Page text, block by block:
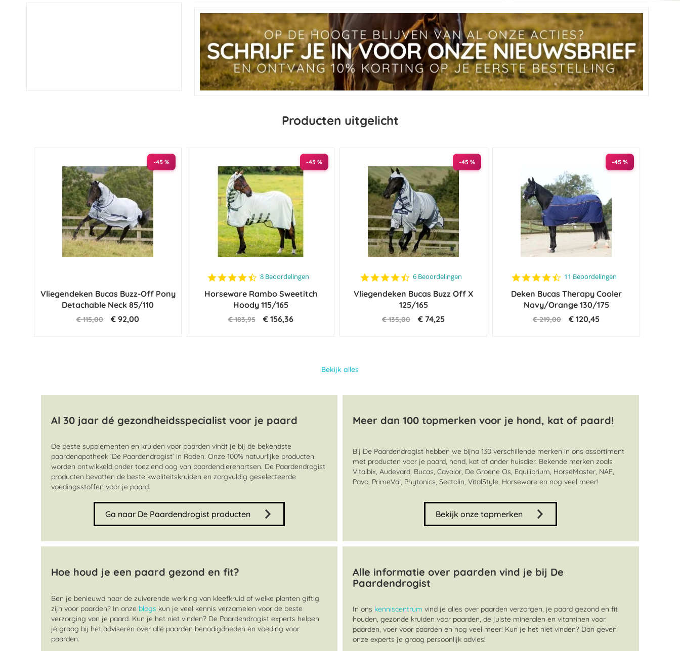
Producten uitgelicht
-45 %
Vliegendeken Bucas Buzz-Off Pony
Detachable Neck 85/110
€ 115,00 € 92,00
-45 %
4.6
rating
8 Beoordelingen
Horseware Rambo Sweetitch
Hoody 115/165
€ 183,95 € 156,36
-45 %
4.3
rating
6 Beoordelingen
Vliegendeken Bucas Buzz Off X
125/165
€ 135,00 € 74,25
-45 %
4.4
rating
11 Beoordelingen
Deken Bucas Therapy Cooler
Navy/Orange 130/175
€ 219,00 € 120,45
Bekijk alles
Al 30 jaar dé gezondheidsspecialist voor je paard
De beste supplementen en kruiden voor paarden vindt je bij de bekendste
paardenapotheek ‘De Paardendrogist’ in Roden. Onze 100% natuurlijke producten
worden ontwikkeld onder toeziend oog van paardendierenartsen. De Paardendrogist
producten bevatten de beste kwaliteitskruiden en zorgvuldig geselecteerde
voedingsstoffen voor je paard.
Ga naar De Paardendrogist producten
Meer dan 100 topmerken voor je hond, kat of paard!
Bij De Paardendrogist hebben we bijna 130 verschillende merken in ons assortiment
met producten voor je paard, hond, kat of ander huisdier. Bekende merken zoals
Vitalbix, Audevard, Bucas, Cavalor, De Groene Os, Equilibrium, HorseMaster, NAF,
Pavo, PrimeVal, Phytonics, Sectolin, VitalStyle, Horseware en nog veel meer!
Bekijk onze topmerken
Hoe houd je een paard gezond en fit?
Ben je benieuwd naar de zuiverende werking van kleefkruid of welke planten giftig
zijn voor paarden? In onze blogs kun je veel kennis verzamelen voor de beste
verzorging van je paard. Kun je het niet vinden? De Paardendrogist experts helpen
je graag bij het adviseren over alle paarden benodigdheden en voeding voor
paarden.
Alle informatie over paarden vind je bij De
Paardendrogist
In ons kenniscentrum vind je alles over paarden verzorgen, je paard gezond en fit
houden, gezonde kruiden voor paarden, de juiste mineralen en vitaminen voor
paarden, voer voor paarden en nog veel meer! Kun je het niet vinden? Dan geven
onze experts je graag persoonlijk advies!